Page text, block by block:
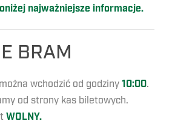
najważniejsze informacje.
BRAM
wchodzić od godziny 10:00.
od strony kas biletowych.
WOLNY.